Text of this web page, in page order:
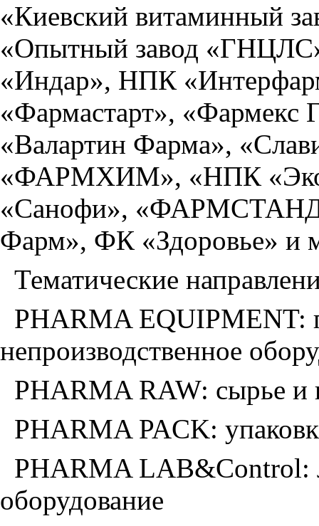
«Киевский витаминный
«Опытный завод
«Индар», НПК
«Фармастарт»,
«Валартин Фарма»,
«ФАРМХИМ», «НПК
«Санофи»,
Фарм», ФК «Здоровье» и
Тематические
PHARMA EQUIPMENT:
непроизводственное
PHARMA RAW: сырье и
PHARMA PACK:
PHARMA LAB&Control:
оборудование